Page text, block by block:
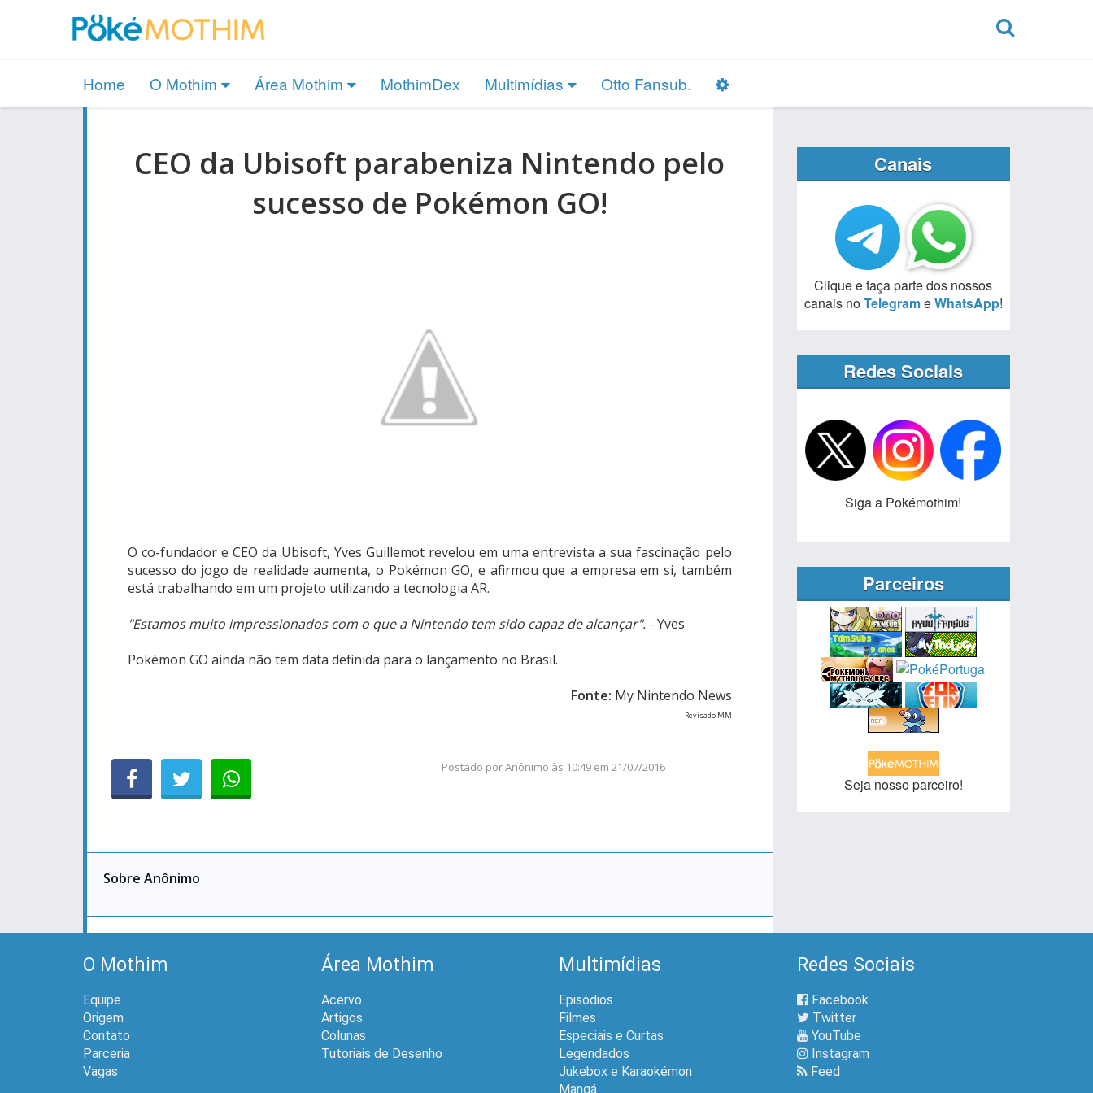
Home O Mothim Área Mothim MothimDex Multimídias Otto Fansub.
CEO da Ubisoft parabeniza Nintendo pelo
sucesso de Pokémon GO!
O co-fundador e CEO da Ubisoft, Yves Guillemot revelou em uma entrevista a sua fascinação pelo
sucesso do jogo de realidade aumenta, o Pokémon GO, e afirmou que a empresa em si, também
está trabalhando em um projeto utilizando a tecnologia AR.
"Estamos muito impressionados com o que a Nintendo tem sido capaz de alcançar". - Yves
Pokémon GO ainda não tem data definida para o lançamento no Brasil.
Fonte: My Nintendo News
Revisado MM
Postado porAnônimo às 10:49 em 21/07/2016
Sobre Anônimo
Canais
Clique e faça parte dos nossos
canais noTelegrameWhatsApp!
Redes Sociais
Siga a Pokémothim!
Parceiros
Seja nosso parceiro!
O Mothim
Equipe
Origem
Contato
Parceria
Vagas
Área Mothim
Acervo
Artigos
Colunas
Tutoriais de Desenho
Multimídias
Episódios
Filmes
Especiais e Curtas
Legendados
Jukebox e Karaokémon
Mangá
Redes Sociais
Facebook
Twitter
YouTube
Instagram
Feed